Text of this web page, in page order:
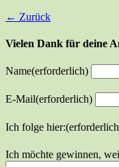
← Zurück
Vielen Dank für deine
Name(erforderlich)
E-Mail(erforderlich)
Ich folge hier:
Ich möchte gewinnen,